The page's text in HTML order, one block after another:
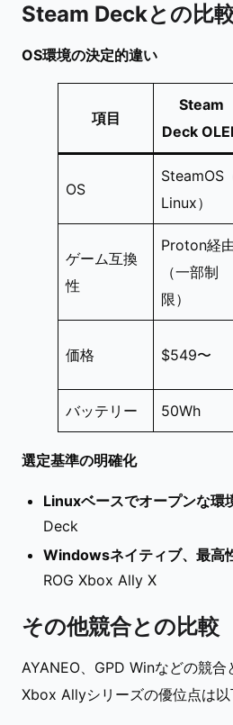
Steam Deckとの比
OS環境の決定的違い
項目
Steam
Deck
OS
SteamOS
Linux）
ゲーム互換
性
Proton経
（一部制
限）
価格 $549〜
バッテリー 50Wh
選定基準の明確化
Linuxベースでオープンな環
Deck
Windowsネイティブ、最高
ROG Xbox Ally X
その他競合との比較
AYANEO、GPD Winなどの競合
Xbox Allyシリーズの優位点は以